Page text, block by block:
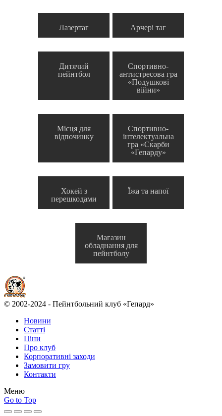
Лазертаг Арчері таг
Дитячий
пейнтбол
Спортивно-
антистресова гра
«Подушкові
війни»
Місця для
відпочинку
Спортивно-
інтелектуальна
гра «Скарби
«Гепарду»
Хокей з
перешкодами
Їжа та напої
Магазин
обладнання для
пейнтболу
© 2002-2024 - Пейнтбольний клуб «Гепард»
Новини
Статті
Ціни
Про клуб
Корпоративні заходи
Замовити гру
Контакти
Меню
Go to Top